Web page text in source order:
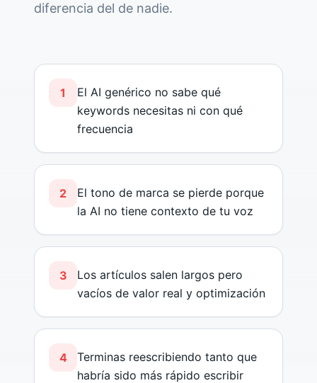
diferencia del de nadie.
1
El AI genérico no sabe qué
keywords necesitas ni con qué
frecuencia
2
El tono de marca se pierde porque
la AI no tiene contexto de tu voz
3
Los artículos salen largos pero
vacíos de valor real y optimización
4
Terminas reescribiendo tanto que
habría sido más rápido escribir